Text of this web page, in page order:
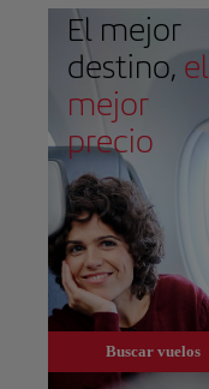
El mejor
destino, el
mejor
precio
Buscar vuelos